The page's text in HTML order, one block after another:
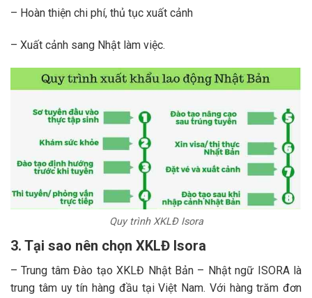
– Hoàn thiện chi phí, thủ tục xuất cảnh
– Xuất cảnh sang Nhật làm việc.
Quy trình XKLĐ Isora
3. Tại sao nên chọn XKLĐ Isora
– Trung tâm Đào tạo XKLĐ Nhật Bản – Nhật ngữ ISORA là
trung tâm uy tín hàng đầu tại Việt Nam. Với hàng trăm đơn